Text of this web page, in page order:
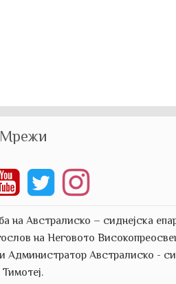
Мрежи
Австралиско – сиднејска
на Неговото
Австралиско -
Тимотеј.